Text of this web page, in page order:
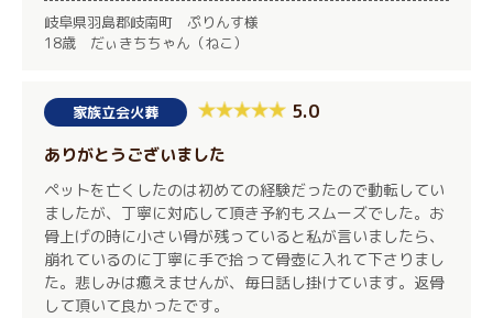
岐阜県羽島郡岐南町 ぷりんす様
18歳 だぃきちちゃん（ねこ）
家族立会火葬 5.0
ありがとうございました
ペットを亡くしたのは初めての経験だったので動転してい
ましたが、丁寧に対応して頂き予約もスムーズでした。お
骨上げの時に小さい骨が残っていると私が言いましたら、
崩れているのに丁寧に手で拾って骨壺に入れて下さりまし
た。悲しみは癒えませんが、毎日話し掛けています。返骨
して頂いて良かったです。